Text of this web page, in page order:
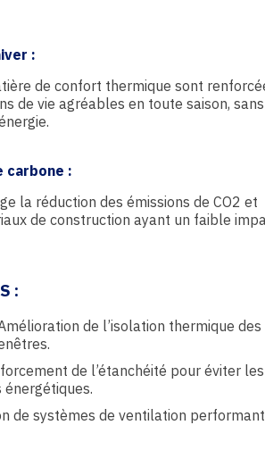
:
de confort thermique sont
de vie agréables en toute saison, sans
carbone :
la réduction des émissions de CO2 et
de construction ayant un faible
:
de l’isolation thermique des
de l’étanchéité pour éviter
énergétiques.
de systèmes de ventilation